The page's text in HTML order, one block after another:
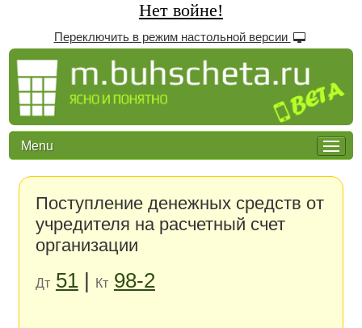
Нет войне!
Переключить в режим настольной версии
Menu
Поступление денежных средств от
учредителя на расчетный счет
организации
Дт 51| Кт 98-2